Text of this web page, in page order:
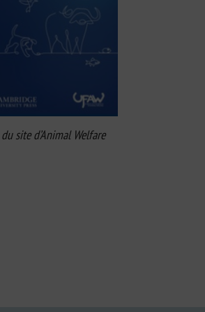
site d’Animal Welfare